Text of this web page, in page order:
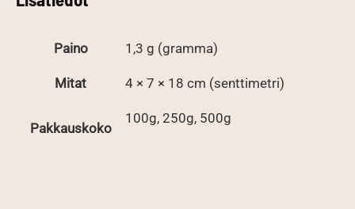
Paino 1,3 g (gramma)
Mitat 4 × 7 × 18 cm (senttimetri)
Pakkauskoko
100g, 250g, 500g